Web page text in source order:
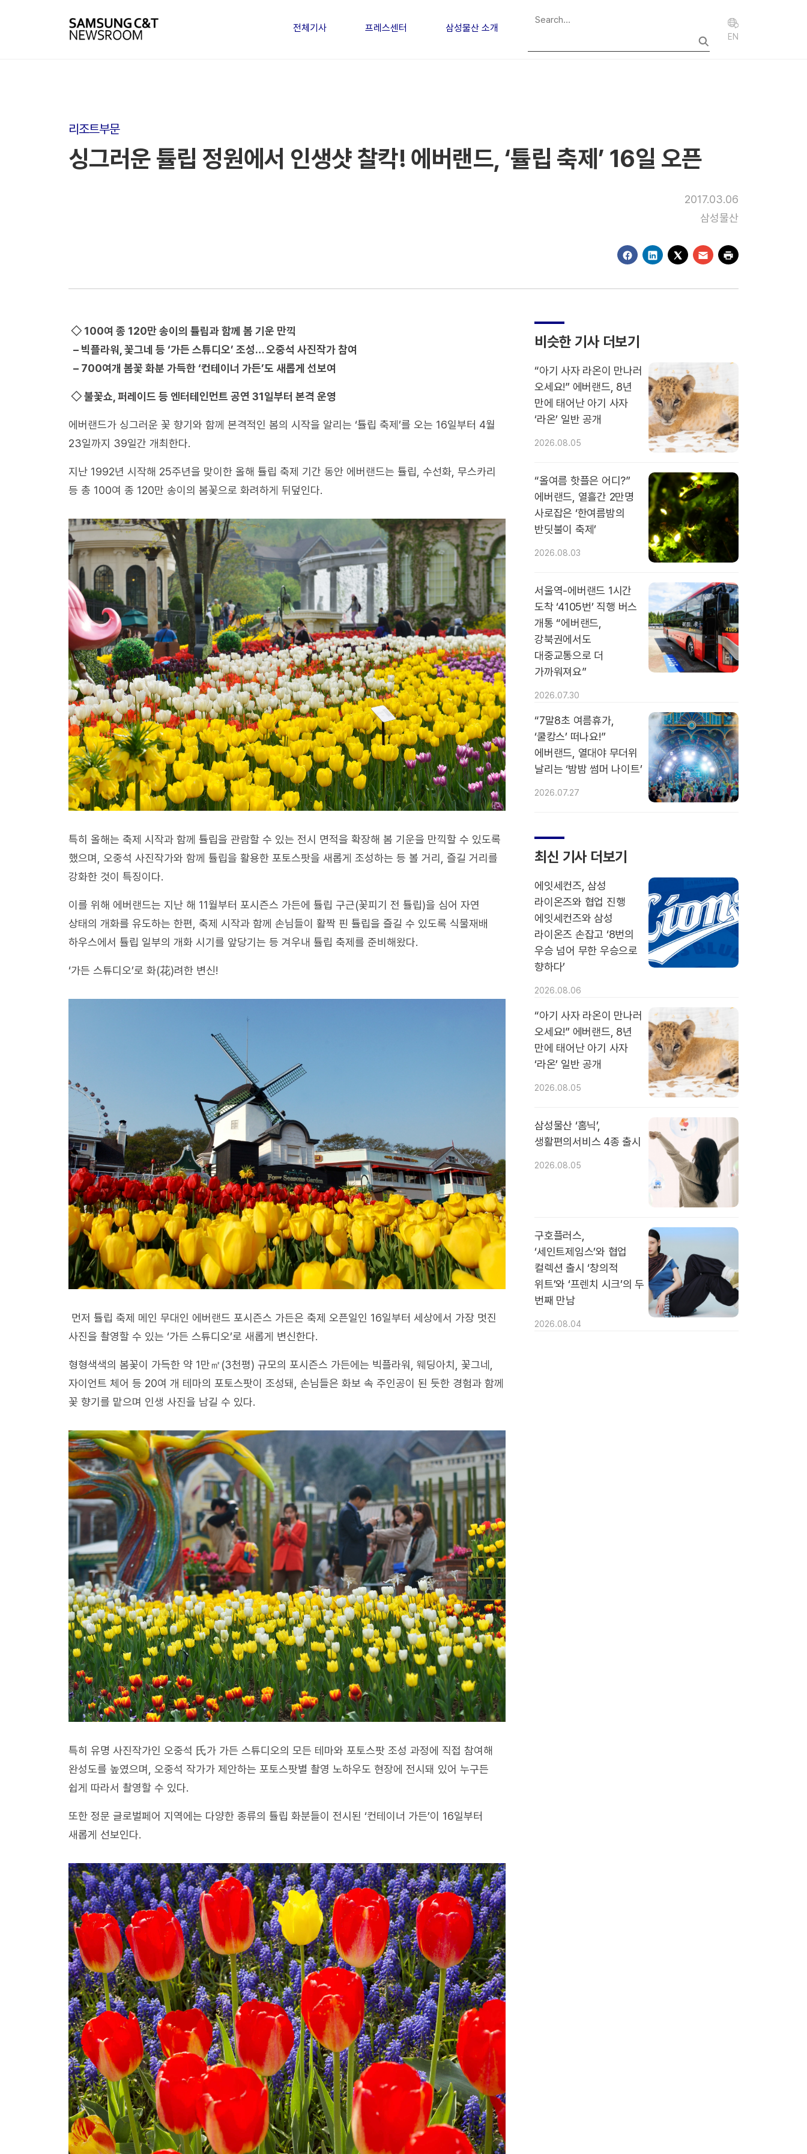
전체기사 프레스센터 삼성물산 소개
EN
리조트부문
싱그러운 튤립 정원에서 인생샷 찰칵! 에버랜드, ‘튤립 축제’ 16일 오픈
2017.03.06
삼성물산
◇ 100여 종 120만 송이의 튤립과 함께 봄 기운 만끽
– 빅플라워, 꽃그네 등 ‘가든 스튜디오’ 조성… 오중석 사진작가 참여
– 700여개 봄꽃 화분 가득한 ‘컨테이너 가든’도 새롭게 선보여
◇ 불꽃쇼, 퍼레이드 등 엔터테인먼트 공연 31일부터 본격 운영
에버랜드가 싱그러운 꽃 향기와 함께 본격적인 봄의 시작을 알리는 ‘튤립 축제’를 오는 16일부터 4월
23일까지 39일간 개최한다.
지난 1992년 시작해 25주년을 맞이한 올해 튤립 축제 기간 동안 에버랜드는 튤립, 수선화, 무스카리
등 총 100여 종 120만 송이의 봄꽃으로 화려하게 뒤덮인다.
특히 올해는 축제 시작과 함께 튤립을 관람할 수 있는 전시 면적을 확장해 봄 기운을 만끽할 수 있도록
했으며, 오중석 사진작가와 함께 튤립을 활용한 포토스팟을 새롭게 조성하는 등 볼 거리, 즐길 거리를
강화한 것이 특징이다.
이를 위해 에버랜드는 지난 해 11월부터 포시즌스 가든에 튤립 구근(꽃피기 전 튤립)을 심어 자연
상태의 개화를 유도하는 한편, 축제 시작과 함께 손님들이 활짝 핀 튤립을 즐길 수 있도록 식물재배
하우스에서 튤립 일부의 개화 시기를 앞당기는 등 겨우내 튤립 축제를 준비해왔다.
‘가든 스튜디오’로 화(花)려한 변신!
먼저 튤립 축제 메인 무대인 에버랜드 포시즌스 가든은 축제 오픈일인 16일부터 세상에서 가장 멋진
사진을 촬영할 수 있는 ‘가든 스튜디오’로 새롭게 변신한다.
형형색색의 봄꽃이 가득한 약 1만㎡(3천평) 규모의 포시즌스 가든에는 빅플라워, 웨딩아치, 꽃그네,
자이언트 체어 등 20여 개 테마의 포토스팟이 조성돼, 손님들은 화보 속 주인공이 된 듯한 경험과 함께
꽃 향기를 맡으며 인생 사진을 남길 수 있다.
특히 유명 사진작가인 오중석 氏가 가든 스튜디오의 모든 테마와 포토스팟 조성 과정에 직접 참여해
완성도를 높였으며, 오중석 작가가 제안하는 포토스팟별 촬영 노하우도 현장에 전시돼 있어 누구든
쉽게 따라서 촬영할 수 있다.
또한 정문 글로벌페어 지역에는 다양한 종류의 튤립 화분들이 전시된 ‘컨테이너 가든’이 16일부터
새롭게 선보인다.
비슷한 기사 더보기
“아기 사자 라온이 만나러
오세요!” 에버랜드, 8년
만에 태어난 아기 사자
‘라온’ 일반 공개
2026.08.05
“올여름 핫플은 어디?”
에버랜드, 열흘간 2만명
사로잡은 ‘한여름밤의
반딧불이 축제’
2026.08.03
서울역-에버랜드 1시간
도착 ‘4105번’ 직행 버스
개통 “에버랜드,
강북권에서도
대중교통으로 더
가까워져요”
2026.07.30
“7말8초 여름휴가,
‘쿨캉스’ 떠나요!”
에버랜드, 열대야 무더위
날리는 ‘밤밤 썸머 나이트’
2026.07.27
최신 기사 더보기
에잇세컨즈, 삼성
라이온즈와 협업 진행
에잇세컨즈와 삼성
라이온즈 손잡고 ‘8번의
우승 넘어 무한 우승으로
향하다’
2026.08.06
“아기 사자 라온이 만나러
오세요!” 에버랜드, 8년
만에 태어난 아기 사자
‘라온’ 일반 공개
2026.08.05
삼성물산 ‘홈닉’,
생활편의서비스 4종 출시
2026.08.05
구호플러스,
‘세인트제임스’와 협업
컬렉션 출시 ‘창의적
위트’와 ‘프렌치 시크’의 두
번째 만남
2026.08.04